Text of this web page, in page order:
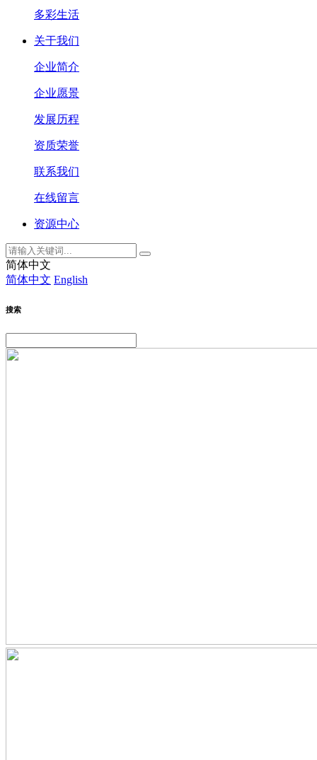
多彩生活
关于我们
企业简介
企业愿景
发展历程
资质荣誉
联系我们
在线留言
资源中心
简体中文
简体中文 English
搜索